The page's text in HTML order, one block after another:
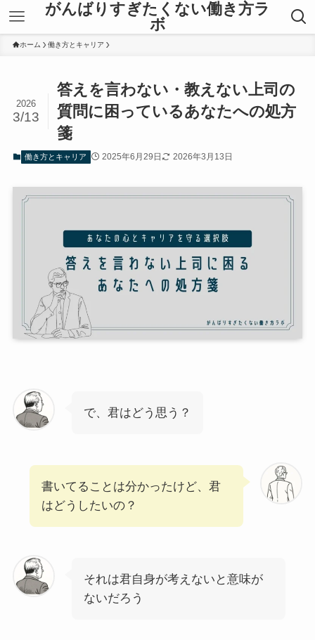
がんばりすぎたくない働き方ラ
ボ
ホーム 働き方とキャリア
答えを言わない・教えない上司の
質問に困っているあなたへの処方
箋
2026
3/13
働き方とキャリア 2025年6月29日 2026年3月13日
で、君はどう思う？
書いてることは分かったけど、君
はどうしたいの？
それは君自身が考えないと意味が
ないだろう